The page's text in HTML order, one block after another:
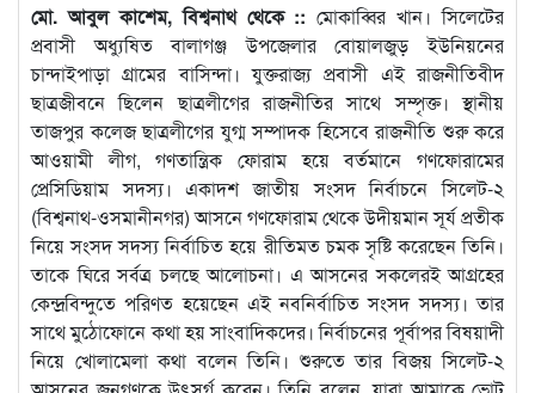
মো. আবুল কাশেম, বিশ্বনাথ থেকে :: মোকাব্বির খান। সিলেটের
প্রবাসী অধ্যুষিত বালাগঞ্জ উপজেলার বোয়ালজুড় ইউনিয়নের
চান্দাইপাড়া গ্রামের বাসিন্দা। যুক্তরাজ্য প্রবাসী এই রাজনীতিবীদ
ছাত্রজীবনে ছিলেন ছাত্রলীগের রাজনীতির সাথে সম্পৃক্ত। স্থানীয়
তাজপুর কলেজ ছাত্রলীগের যুগ্ম সম্পাদক হিসেবে রাজনীতি শুরু করে
আওয়ামী লীগ, গণতান্ত্রিক ফোরাম হয়ে বর্তমানে গণফোরামের
প্রেসিডিয়াম সদস্য। একাদশ জাতীয় সংসদ নির্বাচনে সিলেট-২
(বিশ্বনাথ-ওসমানীনগর) আসনে গণফোরাম থেকে উদীয়মান সূর্য প্রতীক
নিয়ে সংসদ সদস্য নির্বাচিত হয়ে রীতিমত চমক সৃষ্টি করেছেন তিনি।
তাকে ঘিরে সর্বত্র চলছে আলোচনা। এ আসনের সকলেরই আগ্রহের
কেন্দ্রবিন্দুতে পরিণত হয়েছেন এই নবনির্বাচিত সংসদ সদস্য। তার
সাথে মুঠোফোনে কথা হয় সাংবাদিকদের। নির্বাচনের পূর্বাপর বিষয়াদী
নিয়ে খোলামেলা কথা বলেন তিনি। শুরুতে তার বিজয় সিলেট-২